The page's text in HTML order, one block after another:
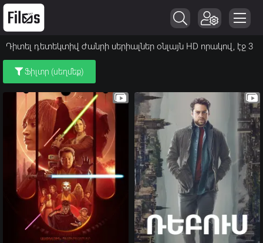
Դիտել դետեկտիվ ժանրի սերիալներ օնլայն HD որակով, էջ 3
Ֆիլտր (սեղմեք)